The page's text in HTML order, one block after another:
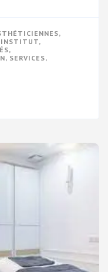
,
INSTITUT,
,
, SERVICES,